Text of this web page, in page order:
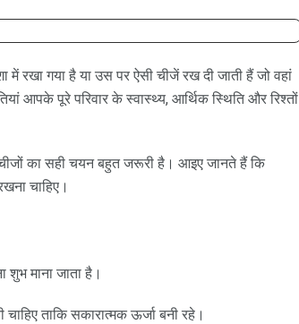
रखा गया है या उस पर ऐसी चीजें रख दी जाती हैं जो वहां
आपके पूरे परिवार के स्वास्थ्य, आर्थिक स्थिति और रिश्तों
का सही चयन बहुत जरूरी है। आइए जानते हैं कि
चाहिए।
शुभ माना जाता है।
ताकि सकारात्मक ऊर्जा बनी रहे।